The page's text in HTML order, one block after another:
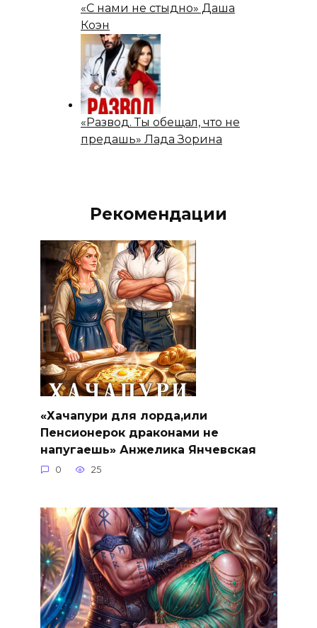
«С нами не стыдно» Даша
Коэн
«Развод. Ты обещал, что не
предашь» Лада Зорина
Рекомендации
«Хачапури для лорда,или
Пенсионерок драконами не
напугаешь» Анжелика Янчевская
0 25